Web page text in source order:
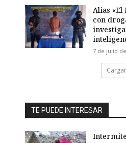
Alias «El
con
7 de julio
TE PUEDE INTERESAR